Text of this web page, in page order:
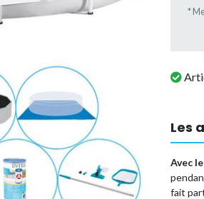
*
Les
Avec
fait